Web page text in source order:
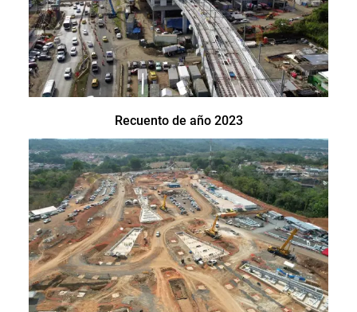
Recuento de año 2023